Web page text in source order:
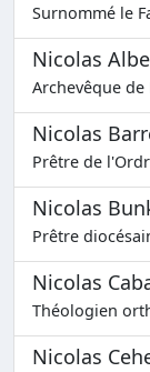
Surnommé le
Nicolas
Archevêque de
Nicolas
Prêtre de
Nicolas
Prêtre
Nicolas
Théologien
Nicolas